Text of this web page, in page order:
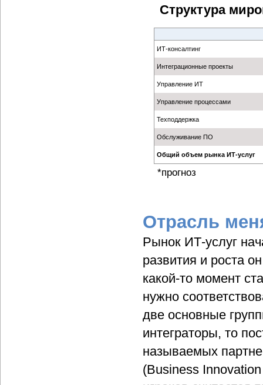
Структура
ИТ-консалтинг
Интеграционные проекты
Управление ИТ
Управление процессами
Техподдержка
Обслуживание ПО
Общий объем рынка ИТ-услуг
*прогноз
Отрасль
Рынок ИТ-услуг
развития и роста
какой-то момент
нужно
две основные
интеграторы, то
называемых
(Business